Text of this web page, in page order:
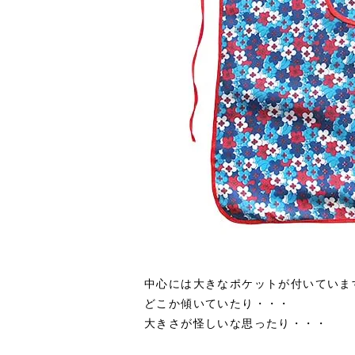
中心には大きなポケットが付いていま
どこか傾いていたり・・・
大きさが怪しいな思ったり・・・